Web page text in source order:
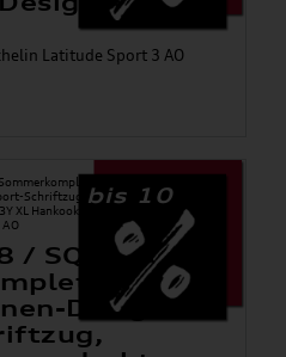
Latitude Sport 3 AO
bis 10
/ SQ8 (4M) 21
Design mit